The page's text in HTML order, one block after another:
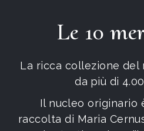
Le 10
La ricca collezione del
da più di
Il nucleo originario
raccolta di Maria